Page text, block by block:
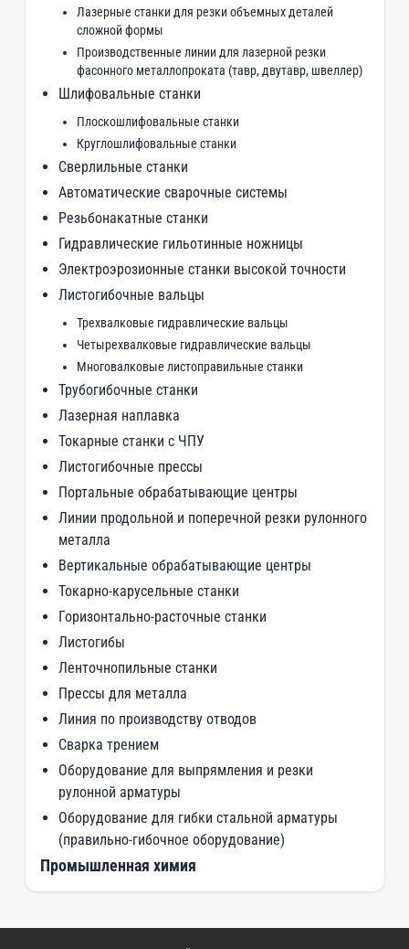
Лазерные станки для резки объемных деталей
сложной формы
Производственные линии для лазерной резки
фасонного металлопроката (тавр, двутавр, швеллер)
Шлифовальные станки
Плоскошлифовальные станки
Круглошлифовальные станки
Сверлильные станки
Автоматические сварочные системы
Резьбонакатные станки
Гидравлические гильотинные ножницы
Электроэрозионные станки высокой точности
Листогибочные вальцы
Трехвалковые гидравлические вальцы
Четырехвалковые гидравлические вальцы
Многовалковые листоправильные станки
Трубогибочные станки
Лазерная наплавка
Токарные станки с ЧПУ
Листогибочные прессы
Портальные обрабатывающие центры
Линии продольной и поперечной резки рулонного
металла
Вертикальные обрабатывающие центры
Токарно-карусельные станки
Горизонтально-расточные станки
Листогибы
Ленточнопильные станки
Прессы для металла
Линия по производству отводов
Сварка трением
Оборудование для выпрямления и резки
рулонной арматуры
Оборудование для гибки стальной арматуры
(правильно-гибочное оборудование)
Промышленная химия